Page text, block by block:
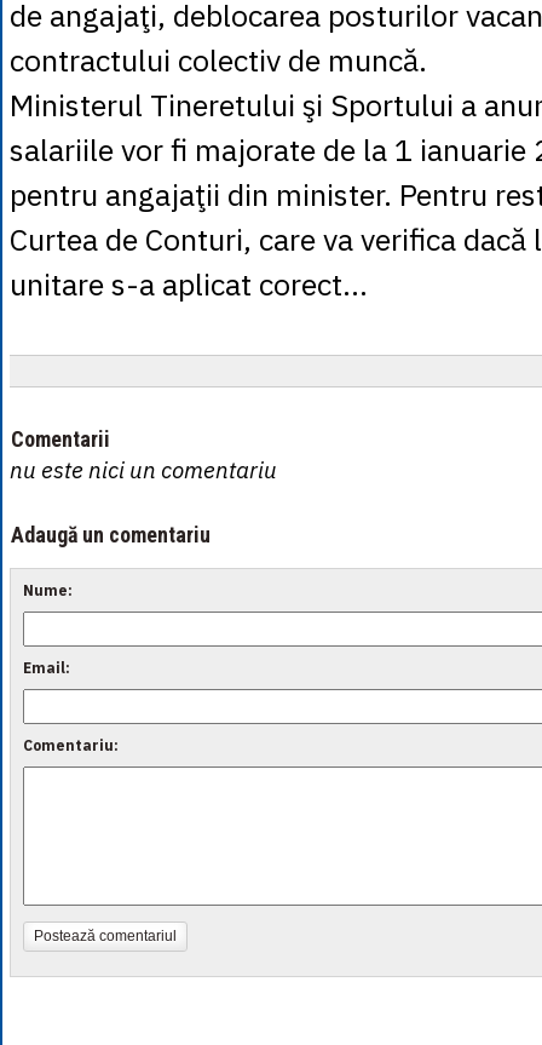
de angajaţi, deblocarea posturilor
contractului colectiv de muncă.
Ministerul Tineretului şi Sportului a
salariile vor fi majorate de la 1 ianuarie
pentru angajaţii din minister. Pentru
Curtea de Conturi, care va verifica dacă
unitare s-a aplicat corect...
Comentarii
nu este nici un comentariu
Adaugă un comentariu
Nume:
Email:
Comentariu:
Postează comentariul